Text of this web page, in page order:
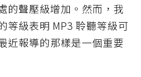
的聲壓級增加。然而，我
等級表明 MP3 聆聽等級可
近報導的那樣是一個重要